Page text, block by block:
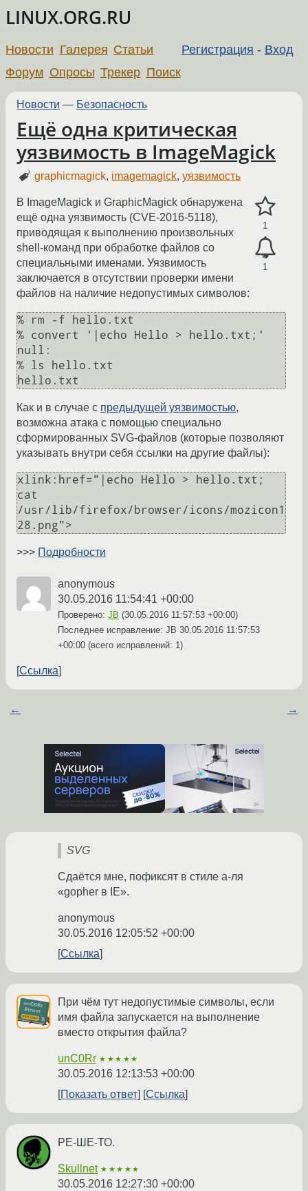
LINUX.ORG.RU
Регистрация - Вход
Новости Галерея Статьи
Форум Опросы Трекер Поиск
Новости — Безопасность
Ещё одна критическая
уязвимость в ImageMagick
graphicmagick, imagemagick,уязвимость
1
1
В ImageMagick и GraphicMagick обнаружена
ещё одна уязвимость (CVE-2016-5118),
приводящая к выполнению произвольных
shell-команд при обработке файлов со
специальными именами. Уязвимость
заключается в отсутствии проверки имени
файлов на наличие недопустимых символов:
% rm -f hello.txt
% convert '|echo Hello > hello.txt;'
null:
% ls hello.txt
Как и в случае с предыдущей уязвимостью,
возможна атака с помощью специально
сформированных SVG-файлов (которые позволяют
указывать внутри себя ссылки на другие файлы):
xlink:href="|echo Hello > hello.txt;
cat
/usr/lib/firefox/browser/icons/mozicon1
>>> Подробности
anonymous
30.05.2016 11:54:41 +00:00
Проверено: JB (30.05.2016 11:57:53 +00:00)
Последнее исправление: JB 30.05.2016 11:57:53
+00:00 (всего исправлений: 1)
Ссылка
← →
SVG
Сдаётся мне, пофиксят в стиле а-ля
«gopher в IE».
anonymous
30.05.2016 12:05:52 +00:00
Ссылка
При чём тут недопустимые символы, если
имя файла запускается на выполнение
вместо открытия файла?
unC0Rr ★★★★★
30.05.2016 12:13:53 +00:00
Показать ответ
Ссылка
РЕ-ШЕ-ТО.
Skullnet ★★★★★
30.05.2016 12:27:30 +00:00